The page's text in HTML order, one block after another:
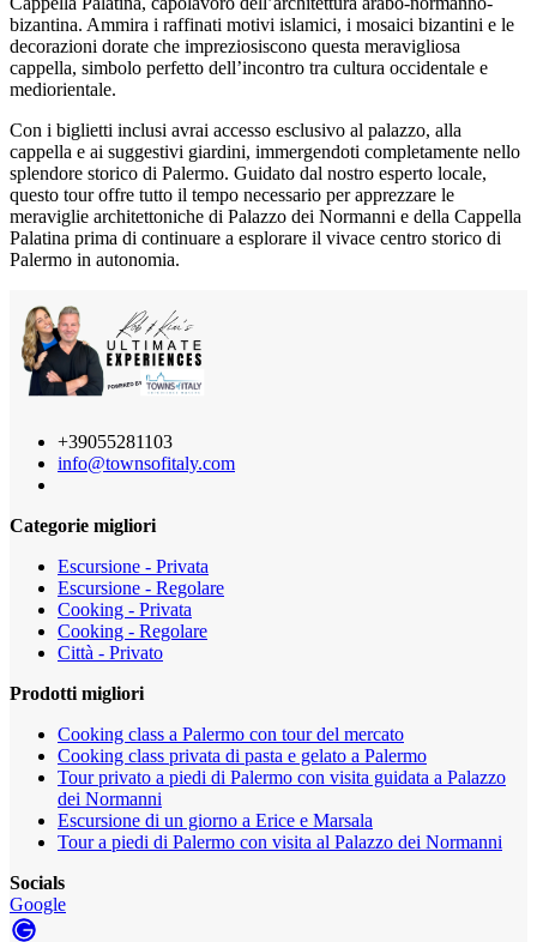
bizantina. Ammira i raffinati motivi islamici, i mosaici bizantini e le
decorazioni dorate che impreziosiscono questa meravigliosa
cappella, simbolo perfetto dell’incontro tra cultura occidentale e
mediorientale.
Con i biglietti inclusi avrai accesso esclusivo al palazzo, alla
cappella e ai suggestivi giardini, immergendoti completamente nello
splendore storico di Palermo. Guidato dal nostro esperto locale,
questo tour offre tutto il tempo necessario per apprezzare le
meraviglie architettoniche di Palazzo dei Normanni e della Cappella
Palatina prima di continuare a esplorare il vivace centro storico di
Palermo in autonomia.
+39055281103
info@townsofitaly.com
Categorie migliori
Escursione - Privata
Escursione - Regolare
Cooking - Privata
Cooking - Regolare
Città - Privato
Prodotti migliori
Cooking class a Palermo con tour del mercato
Cooking class privata di pasta e gelato a Palermo
Tour privato a piedi di Palermo con visita guidata a Palazzo
dei Normanni
Escursione di un giorno a Erice e Marsala
Tour a piedi di Palermo con visita al Palazzo dei Normanni
Socials
Google